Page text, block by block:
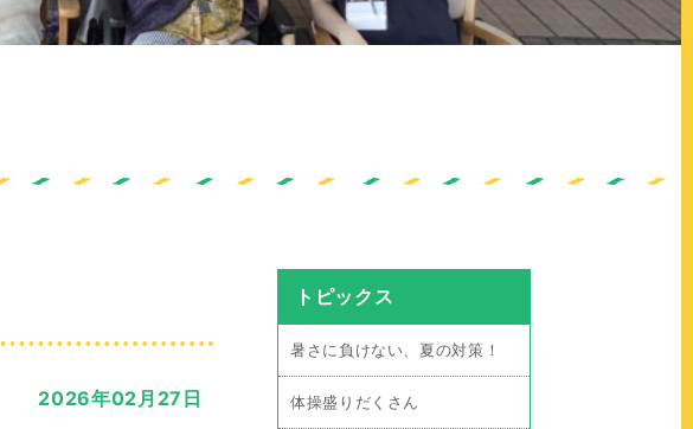
2026年02月27日
トピックス
暑さに負けない、夏の対策！
体操盛りだくさん